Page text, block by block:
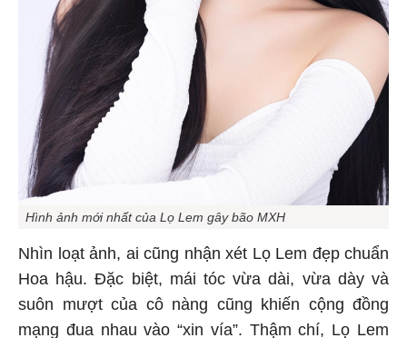
Hình ảnh mới nhất của Lọ Lem gây bão MXH
Nhìn loạt ảnh, ai cũng nhận xét Lọ Lem đẹp chuẩn
Hoa hậu. Đặc biệt, mái tóc vừa dài, vừa dày và
suôn mượt của cô nàng cũng khiến cộng đồng
mạng đua nhau vào “xin vía”. Thậm chí, Lọ Lem